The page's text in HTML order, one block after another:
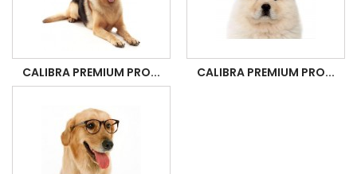
CALIBRA PREMIUM PRO... CALIBRA PREMIUM PRO...